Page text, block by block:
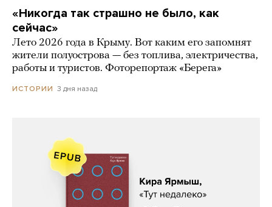
«Никогда так страшно не было, как
сейчас»
Лето 2026 года в Крыму. Вот каким его запомнят
жители полуострова — без топлива, электричества,
работы и туристов. Фоторепортаж «Берега»
ИСТОРИИ 3 дня назад